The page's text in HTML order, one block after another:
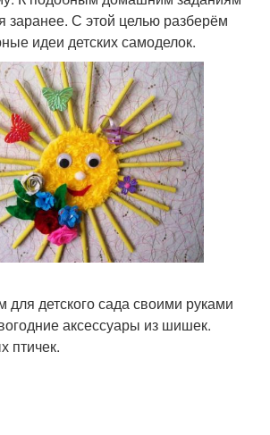
заранее. С этой целью разберём
идеи детских самоделок.
для детского сада своими руками
аксессуары из шишек.
птичек.